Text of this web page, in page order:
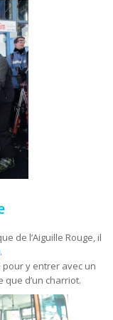
de l’Aiguille Rouge, il
.
pour y entrer avec un
d’un charriot.